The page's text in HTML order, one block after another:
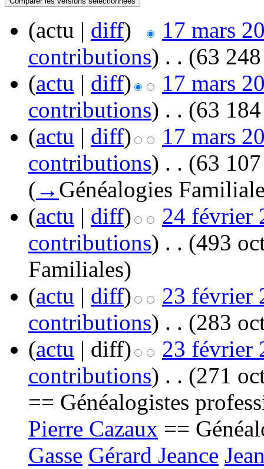
(actu | diff)
17 mars
contributions) . . (63
(actu | diff)
17 mars
contributions) . . (63
(actu | diff)
17 mars
contributions) . . (63
( → Généalogies
(actu | diff)
24 février
contributions) . . (493
Familiales)
(actu | diff)
23 février
contributions) . . (283
(actu | diff)
23 février
contributions) . . (271
== Généalogistes
Pierre Cazaux ==
Gasse Gérard Jeance